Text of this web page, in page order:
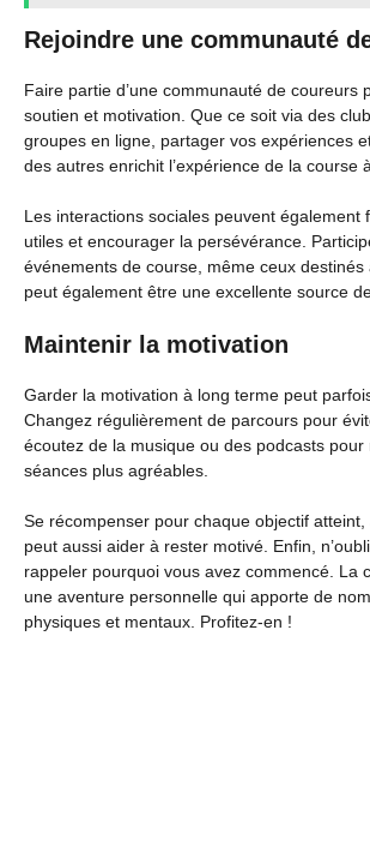
Rejoindre une communauté
Faire partie d’une communauté de coureurs
soutien et motivation. Que ce soit via des
groupes en ligne, partager vos expériences
des autres enrichit l’expérience de la course
Les interactions sociales peuvent également
utiles et encourager la persévérance.
événements de course, même ceux destinés
peut également être une excellente source
Maintenir la motivation
Garder la motivation à long terme peut
Changez régulièrement de parcours pour
écoutez de la musique ou des podcasts pour
séances plus agréables.
Se récompenser pour chaque objectif atteint,
peut aussi aider à rester motivé. Enfin,
rappeler pourquoi vous avez commencé. La
une aventure personnelle qui apporte de
physiques et mentaux. Profitez-en !